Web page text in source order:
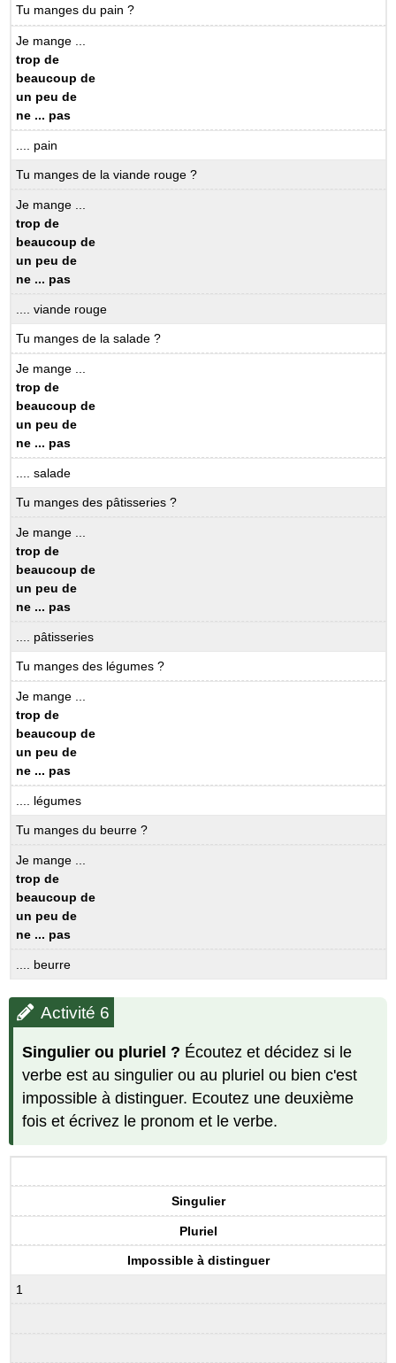
Tu manges du pain ?
Je mange ...
trop de
beaucoup de
un peu de
ne ... pas
.... pain
Tu manges de la viande rouge ?
Je mange ...
trop de
beaucoup de
un peu de
ne ... pas
.... viande rouge
Tu manges de la salade ?
Je mange ...
trop de
beaucoup de
un peu de
ne ... pas
.... salade
Tu manges des pâtisseries ?
Je mange ...
trop de
beaucoup de
un peu de
ne ... pas
.... pâtisseries
Tu manges des légumes ?
Je mange ...
trop de
beaucoup de
un peu de
ne ... pas
.... légumes
Tu manges du beurre ?
Je mange ...
trop de
beaucoup de
un peu de
ne ... pas
.... beurre
Activité 6
Singulier ou pluriel ? Écoutez et décidez si le
verbe est au singulier ou au pluriel ou bien c'est
impossible à distinguer. Ecoutez une deuxième
fois et écrivez le pronom et le verbe.
Singulier
Pluriel
Impossible à distinguer
1